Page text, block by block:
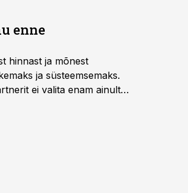
enne
hinnast ja mõnest
ja süsteemsemaks.
ei valita enam ainult